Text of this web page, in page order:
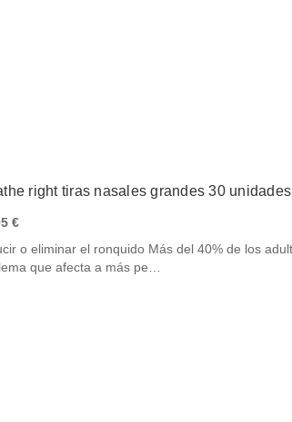
right tiras nasales grandes 30 unidades
€
o eliminar el ronquido Más del 40% de los
que afecta a más pe…